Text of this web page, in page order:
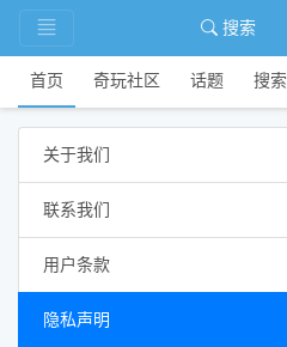
搜索
首页 奇玩社区 话题 搜索
关于我们
联系我们
用户条款
隐私声明